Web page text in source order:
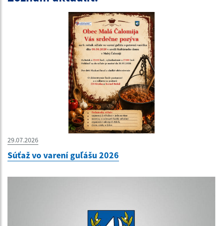
29.07.2026
Súťaž vo varení guľášu 2026